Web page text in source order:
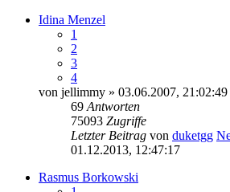
Idina Menzel
1
2
3
4
von jellimmy » 03.06.2007, 21:02:49
69 Antworten
75093 Zugriffe
Letzter Beitrag von duketgg
01.12.2013, 12:47:17
Rasmus Borkowski